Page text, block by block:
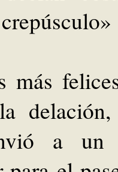
más
a un